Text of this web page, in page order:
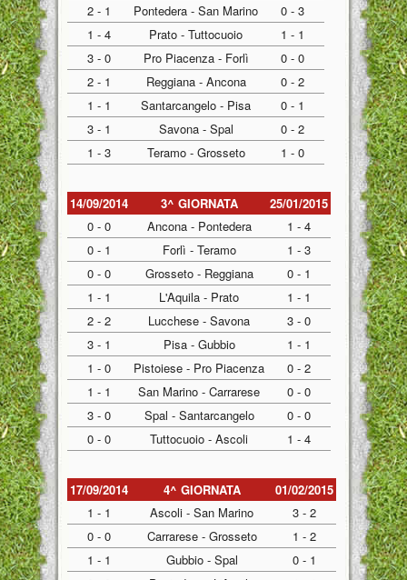
2 - 1
Pontedera - San Marino
0 - 3
1 - 4
Prato - Tuttocuoio
1 - 1
3 - 0
Pro Piacenza - Forlì
0 - 0
2 - 1
Reggiana - Ancona
0 - 2
1 - 1
Santarcangelo - Pisa
0 - 1
3 - 1
Savona - Spal
0 - 2
1 - 3
Teramo - Grosseto 1 - 0
14/09/2014 3^ GIORNATA
25/01/2015
0 - 0
Ancona - Pontedera
1 - 4
0 - 1
Forlì - Teramo
1 - 3
0 - 0
Grosseto - Reggiana
0 - 1
1 - 1
L'Aquila - Prato
1 - 1
2 - 2
Lucchese - Savona
3 - 0
3 - 1
Pisa - Gubbio
1 - 1
1 - 0
Pistoiese - Pro Piacenza
0 - 2
1 - 1
San Marino - Carrarese
0 - 0
3 - 0
Spal - Santarcangelo
0 - 0
0 - 0
Tuttocuoio - Ascoli 1 - 4
17/09/2014 4^ GIORNATA
01/02/2015
1 - 1
Ascoli - San Marino
3 - 2
0 - 0
Carrarese - Grosseto
1 - 2
1 - 1
Gubbio - Spal
0 - 1